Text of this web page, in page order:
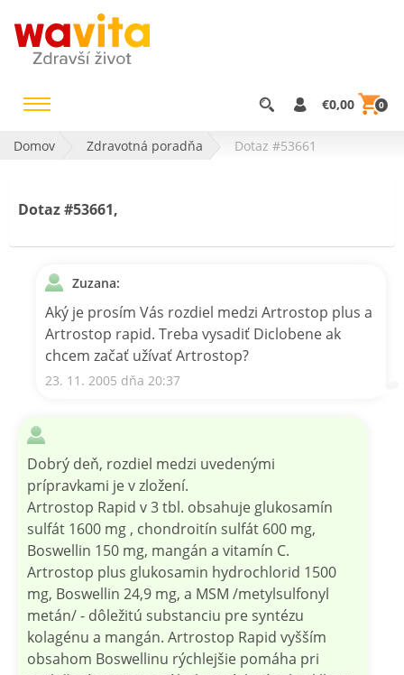
€0,00 0
Domov Zdravotná poradňa Dotaz #53661
Dotaz #53661,
Zuzana:
Aký je prosím Vás rozdiel medzi Artrostop plus a
Artrostop rapid. Treba vysadiť Diclobene ak
chcem začať užívať Artrostop?
23. 11. 2005 dňa 20:37
Dobrý deň, rozdiel medzi uvedenými
prípravkami je v zložení.
Artrostop Rapid v 3 tbl. obsahuje glukosamín
sulfát 1600 mg , chondroitín sulfát 600 mg,
Boswellin 150 mg, mangán a vitamín C.
Artrostop plus glukosamin hydrochlorid 1500
mg, Boswellin 24,9 mg, a MSM /metylsulfonyl
metán/ - dôležitú substanciu pre syntézu
kolagénu a mangán. Artrostop Rapid vyšším
obsahom Boswellinu rýchlejšie pomáha pri